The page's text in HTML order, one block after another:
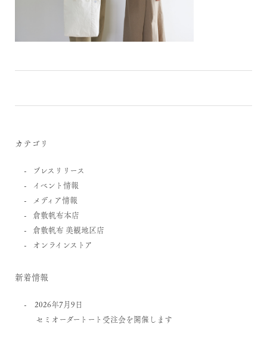
カテゴリ
プレスリリース
イベント情報
メディア情報
倉敷帆布本店
倉敷帆布 美観地区店
オンラインストア
新着情報
2026年7月9日
セミオーダートート受注会を開催します